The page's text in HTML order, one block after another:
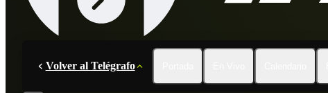
Volver al Telégrafo